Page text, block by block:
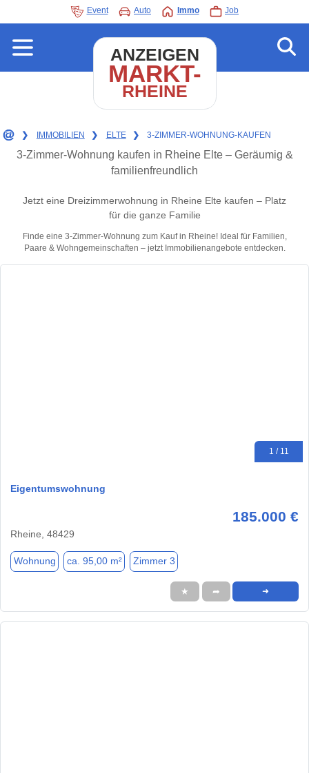
Event Auto Immo Job
ANZEIGEN
MARKT-
RHEINE
❯ IMMOBILIEN ❯ ELTE ❯ 3-ZIMMER-WOHNUNG-KAUFEN
3-Zimmer-Wohnung kaufen in Rheine Elte – Geräumig &
familienfreundlich
Jetzt eine Dreizimmerwohnung in Rheine Elte kaufen – Platz
für die ganze Familie
Finde eine 3-Zimmer-Wohnung zum Kauf in Rheine! Ideal für Familien,
Paare & Wohngemeinschaften – jetzt Immobilienangebote entdecken.
1 / 11
Eigentumswohnung
185.000 €
Rheine, 48429
Wohnung ca. 95,00 m² Zimmer 3
★ ➦ ➜